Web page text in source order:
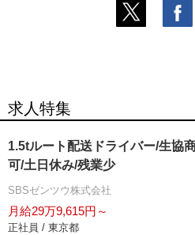
求人特集
1.5tルート配送ドライバー/生協
可/土日休み/残業少
SBSゼンツウ株式会社
月給29万9,615円～
正社員 / 東京都